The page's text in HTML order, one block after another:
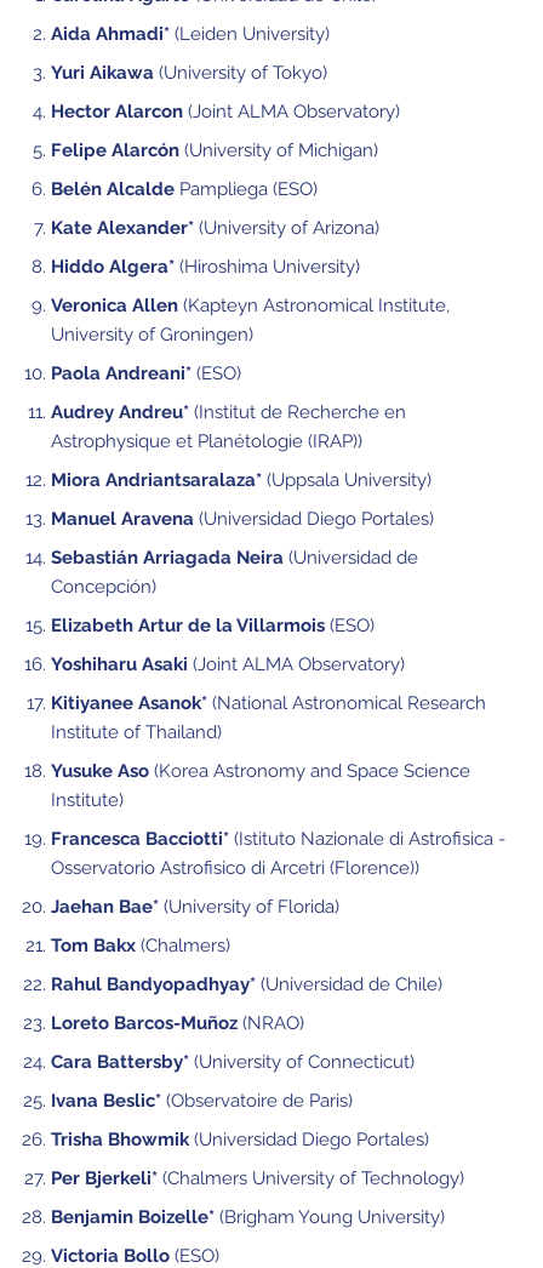
Aida Ahmadi*(Leiden University)
Yuri Aikawa(University of Tokyo)
Hector Alarcon(Joint ALMA Observatory)
Felipe Alarcón(University of Michigan)
Belén AlcaldePampliega (ESO)
Kate Alexander*(University of Arizona)
Hiddo Algera*(Hiroshima University)
Veronica Allen(Kapteyn Astronomical Institute,
University of Groningen)
Paola Andreani*(ESO)
Audrey Andreu*(Institut de Recherche en
Astrophysique et Planétologie (IRAP))
Miora Andriantsaralaza*(Uppsala University)
Manuel Aravena(Universidad Diego Portales)
Sebastián Arriagada Neira(Universidad de
Concepción)
Elizabeth Artur de la Villarmois(ESO)
Yoshiharu Asaki (Joint ALMA Observatory)
Kitiyanee Asanok*(National Astronomical Research
Institute of Thailand)
Yusuke Aso(Korea Astronomy and Space Science
Institute)
Francesca Bacciotti*(Istituto Nazionale di Astrofisica -
Osservatorio Astrofisico di Arcetri (Florence))
Jaehan Bae*(University of Florida)
Tom Bakx(Chalmers)
Rahul Bandyopadhyay*(Universidad de Chile)
Loreto Barcos-Muñoz(NRAO)
Cara Battersby*(University of Connecticut)
Ivana Beslic*(Observatoire de Paris)
Trisha Bhowmik(Universidad Diego Portales)
Per Bjerkeli*(Chalmers University of Technology)
Benjamin Boizelle*(Brigham Young University)
Victoria Bollo(ESO)